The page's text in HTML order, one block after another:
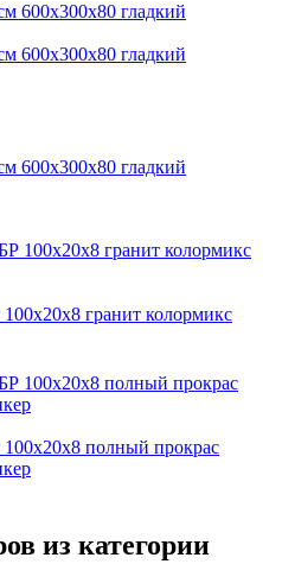
гранит колормикс
полный прокрас
из категории